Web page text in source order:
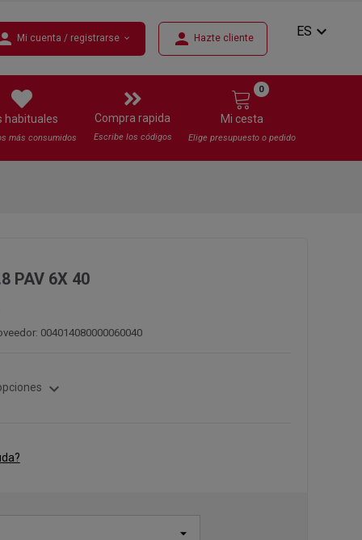
Mi cuenta / registrarse expand_more person Hazte cliente ES expand_more
habituales
más consumidos
Compra rapida
Escribe los códigos
Mi cesta
0
Elige presupuesto o pedido
PAV 6X 40
004014080000060040
expand_more